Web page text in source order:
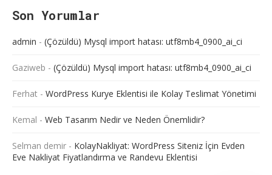
Son Yorumlar
admin - (Çözüldü) Mysql import hatası: utf8mb4_0900_ai_ci
Gaziweb - (Çözüldü) Mysql import hatası: utf8mb4_0900_ai_ci
Ferhat - WordPress Kurye Eklentisi ile Kolay Teslimat Yönetimi
Kemal - Web Tasarım Nedir ve Neden Önemlidir?
Selman demir - KolayNakliyat: WordPress Siteniz İçin Evden
Eve Nakliyat Fiyatlandırma ve Randevu Eklentisi